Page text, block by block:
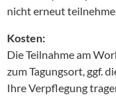
nicht erneut
Kosten:
Die Teilnahme am
zum Tagungsort, ggf.
Ihre Verpflegung